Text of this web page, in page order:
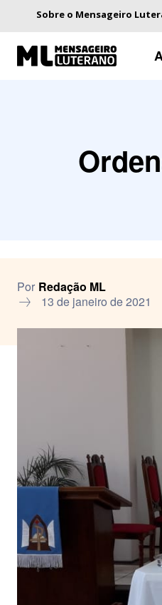
Sobre o Mensageiro
Por Redação ML
13 de janeiro de 2021